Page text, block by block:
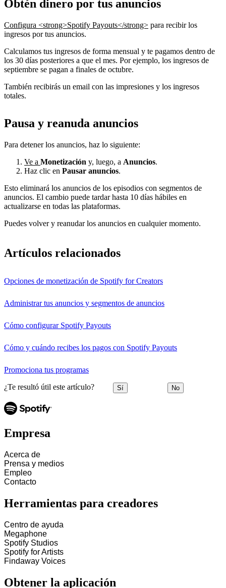
Obtén dinero por tus anuncios
Configura <strong>Spotify Payouts</strong> para recibir los
ingresos por tus anuncios.
Calculamos tus ingresos de forma mensual y te pagamos dentro de
los 30 días posteriores a que el mes. Por ejemplo, los ingresos de
septiembre se pagan a finales de octubre.
También recibirás un email con las impresiones y los ingresos
totales.
Pausa y reanuda anuncios
Para detener los anuncios, haz lo siguiente:
Ve a Monetización y, luego, a Anuncios.
Haz clic en Pausar anuncios.
Esto eliminará los anuncios de los episodios con segmentos de
anuncios. El cambio puede tardar hasta 10 días hábiles en
actualizarse en todas las plataformas.
Puedes volver y reanudar los anuncios en cualquier momento.
Artículos relacionados
Opciones de monetización de Spotify for Creators
Administrar tus anuncios y segmentos de anuncios
Cómo configurar Spotify Payouts
Cómo y cuándo recibes los pagos con Spotify Payouts
Promociona tus programas
¿Te resultó útil este artículo? Sí No
Empresa
Acerca de
Prensa y medios
Empleo
Contacto
Herramientas para creadores
Centro de ayuda
Megaphone
Spotify Studios
Spotify for Artists
Findaway Voices
Obtener la aplicación